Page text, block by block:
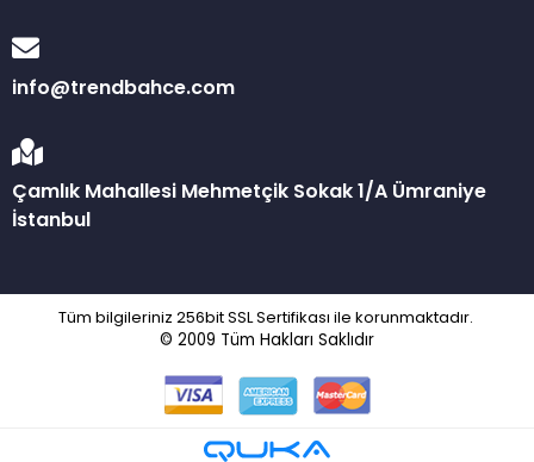
info@trendbahce.com
Çamlık Mahallesi Mehmetçik Sokak 1/A Ümraniye
İstanbul
Tüm bilgileriniz 256bit SSL Sertifikası ile korunmaktadır.
© 2009 Tüm Hakları Saklıdır